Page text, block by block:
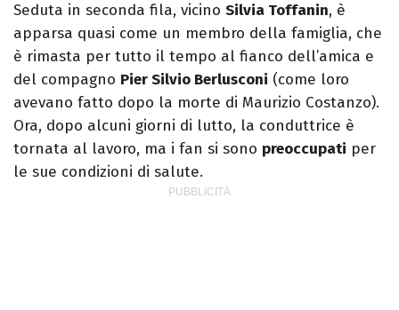
Seduta in seconda fila, vicino Silvia Toffanin, è
apparsa quasi come un membro della famiglia, che
è rimasta per tutto il tempo al fianco dell’amica e
del compagno Pier Silvio Berlusconi (come loro
avevano fatto dopo la morte di Maurizio Costanzo).
Ora, dopo alcuni giorni di lutto, la conduttrice è
tornata al lavoro, ma i fan si sono preoccupati per
le sue condizioni di salute.